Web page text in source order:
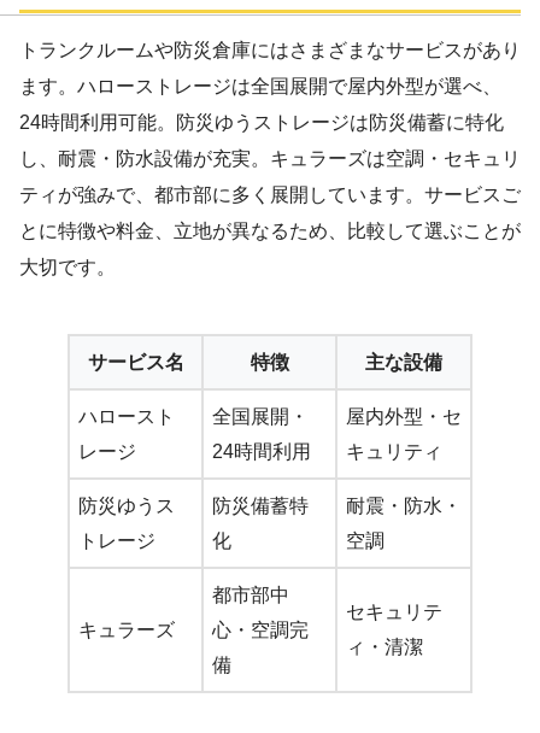
トランクルームや防災倉庫にはさまざまなサービスがあり
ます。ハローストレージは全国展開で屋内外型が選べ、
24時間利用可能。防災ゆうストレージは防災備蓄に特化
し、耐震・防水設備が充実。キュラーズは空調・セキュリ
ティが強みで、都市部に多く展開しています。サービスご
とに特徴や料金、立地が異なるため、比較して選ぶことが
大切です。
サービス名 特徴 主な設備
ハロースト
レージ
全国展開・
24時間利用
屋内外型・セ
キュリティ
防災ゆうス
トレージ
防災備蓄特
化
耐震・防水・
空調
キュラーズ
都市部中
心・空調完
備
セキュリテ
ィ・清潔